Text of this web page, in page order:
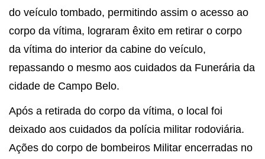
do veículo tombado, permitindo assim o acesso ao
corpo da vítima, lograram êxito em retirar o corpo
da vítima do interior da cabine do veículo,
repassando o mesmo aos cuidados da Funerária da
cidade de Campo Belo.
Após a retirada do corpo da vítima, o local foi
deixado aos cuidados da polícia militar rodoviária.
Ações do corpo de bombeiros Militar encerradas no